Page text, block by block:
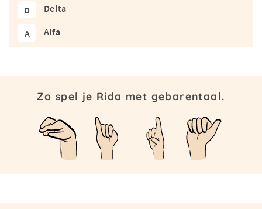
D Delta
A Alfa
Zo spel je Rida met gebarentaal.